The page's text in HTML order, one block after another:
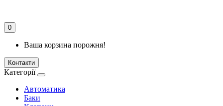
0
Ваша корзина порожня!
Контакти
Категорії
Автоматика
Баки